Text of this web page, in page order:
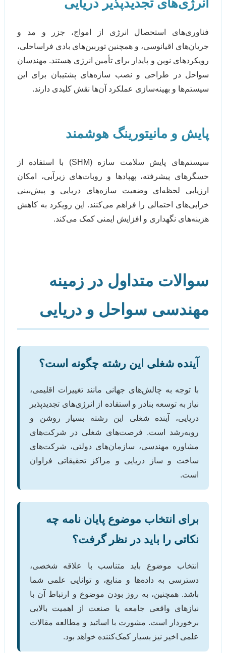
انرژی‌های تجدیدپذیر دریایی
فناوری‌های استحصال انرژی از امواج، جزر و مد و
جریان‌های اقیانوسی، و همچنین توربین‌های بادی فراساحلی،
رویکردهای نوین و پایدار برای تأمین انرژی هستند. مهندسان
سواحل در طراحی و نصب سازه‌های پشتیبان برای این
سیستم‌ها و بهینه‌سازی عملکرد آن‌ها نقش کلیدی دارند.
پایش و مانیتورینگ هوشمند
سیستم‌های پایش سلامت سازه (SHM) با استفاده از
حسگرهای پیشرفته، پهپادها و روبات‌های زیرآبی، امکان
ارزیابی لحظه‌ای وضعیت سازه‌های دریایی و پیش‌بینی
خرابی‌های احتمالی را فراهم می‌کنند. این رویکرد به کاهش
هزینه‌های نگهداری و افزایش ایمنی کمک می‌کند.
سوالات متداول در زمینه
مهندسی سواحل و دریایی
آینده شغلی این رشته چگونه است؟
با توجه به چالش‌های جهانی مانند تغییرات اقلیمی،
نیاز به توسعه بنادر و استفاده از انرژی‌های تجدیدپذیر
دریایی، آینده شغلی این رشته بسیار روشن و
روبه‌رشد است. فرصت‌های شغلی در شرکت‌های
مشاوره مهندسی، سازمان‌های دولتی، شرکت‌های
ساخت و ساز دریایی و مراکز تحقیقاتی فراوان
است.
برای انتخاب موضوع پایان نامه چه
نکاتی را باید در نظر گرفت؟
انتخاب موضوع باید متناسب با علاقه شخصی،
دسترسی به داده‌ها و منابع، و توانایی علمی شما
باشد. همچنین، به روز بودن موضوع و ارتباط آن با
نیازهای واقعی جامعه یا صنعت از اهمیت بالایی
برخوردار است. مشورت با اساتید و مطالعه مقالات
علمی اخیر نیز بسیار کمک‌کننده خواهد بود.